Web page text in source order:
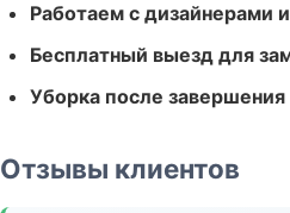
Работаем с дизайнерами
Бесплатный выезд для
Уборка после завершения
Отзывы клиентов